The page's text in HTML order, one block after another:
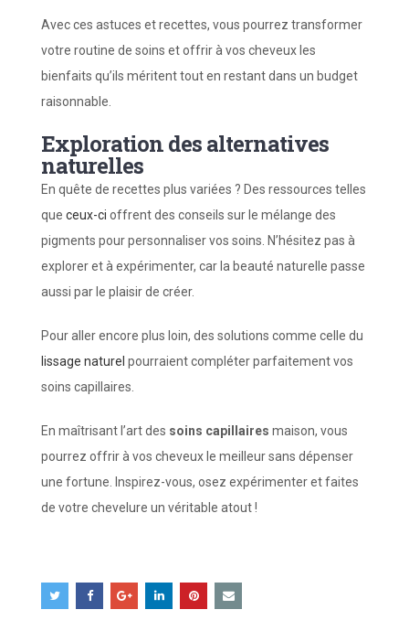
Avec ces astuces et recettes, vous pourrez transformer
votre routine de soins et offrir à vos cheveux les
bienfaits qu’ils méritent tout en restant dans un budget
raisonnable.
Exploration des alternatives
naturelles
En quête de recettes plus variées ? Des ressources telles
que ceux-ci offrent des conseils sur le mélange des
pigments pour personnaliser vos soins. N’hésitez pas à
explorer et à expérimenter, car la beauté naturelle passe
aussi par le plaisir de créer.
Pour aller encore plus loin, des solutions comme celle du
lissage naturel pourraient compléter parfaitement vos
soins capillaires.
En maîtrisant l’art des soins capillaires maison, vous
pourrez offrir à vos cheveux le meilleur sans dépenser
une fortune. Inspirez-vous, osez expérimenter et faites
de votre chevelure un véritable atout !